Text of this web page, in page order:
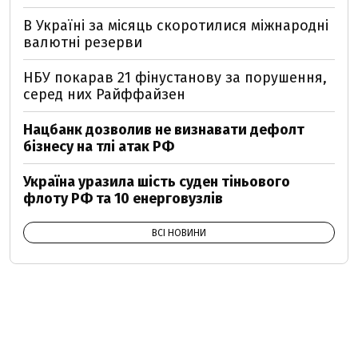
В Україні за місяць скоротилися міжнародні
валютні резерви
НБУ покарав 21 фінустанову за порушення,
серед них Райффайзен
Нацбанк дозволив не визнавати дефолт
бізнесу на тлі атак РФ
Україна уразила шість суден тіньового
флоту РФ та 10 енерговузлів
ВСІ НОВИНИ